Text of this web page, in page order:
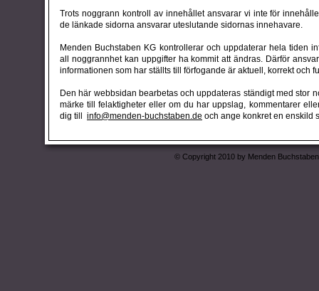
Trots noggrann kontroll av innehållet ansvarar vi inte för
de länkade sidorna ansvarar uteslutande sidornas innehavare.
Menden Buchstaben KG kontrollerar och uppdaterar hela tiden
all noggrannhet kan uppgifter ha kommit att ändras. Därför
informationen som har ställts till förfogande är aktuell, korrekt och
Den här webbsidan bearbetas och uppdateras ständigt med stor
märke till felaktigheter eller om du har uppslag, kommentarer
dig till info@menden-buchstaben.de och ange konkret en enskild
© Copyright 2010 by Menden